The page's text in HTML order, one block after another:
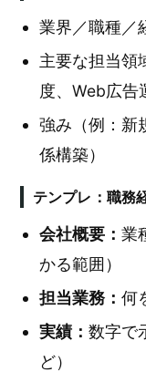
業界／職種／
主要な担当領
度、Web広告
強み（例：新
係構築）
テンプレ：職務
会社概要： 業
かる範囲）
担当業務： 何
実績： 数字で
ど）